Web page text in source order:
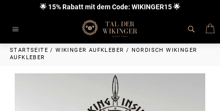
Inhalt
🌟 15% Rabatt mit dem Code: WIKINGER15 🌟
STARTSEITE /WIKINGER AUFKLEBER /
NORDISCH WIKINGER
AUFKLEBER